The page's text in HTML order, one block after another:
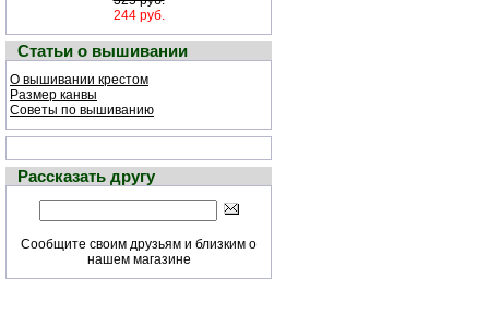
244 руб.
Статьи о вышивании
О вышивании крестом
Размер канвы
Советы по вышиванию
Рассказать другу
Сообщите своим друзьям и близким о
нашем магазине